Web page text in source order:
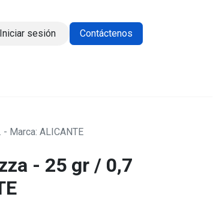
Iniciar sesión Contáctenos
Marca: ALICANTE
- 25 gr / 0,7